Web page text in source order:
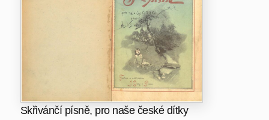
Skřivánčí písně, pro naše české dítky